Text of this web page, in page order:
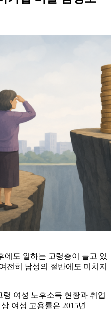
에도 일하는 고령층이 늘고 있
전히 남성의 절반에도 미치지
령 여성 노후소득 현황과 취업
여성 고용률은 2015년